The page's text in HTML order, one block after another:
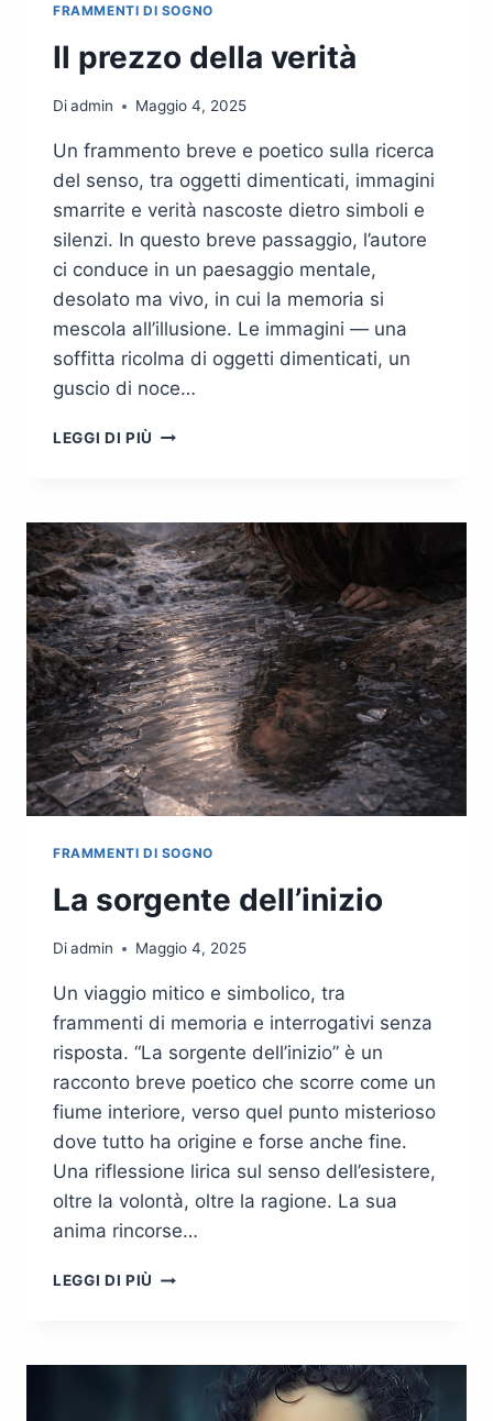
FRAMMENTI DI SOGNO
Il prezzo della verità
Diadmin Maggio 4, 2025
Un frammento breve e poetico sulla ricerca
del senso, tra oggetti dimenticati, immagini
smarrite e verità nascoste dietro simboli e
silenzi. In questo breve passaggio, l’autore
ci conduce in un paesaggio mentale,
desolato ma vivo, in cui la memoria si
mescola all’illusione. Le immagini — una
soffitta ricolma di oggetti dimenticati, un
guscio di noce…
LEGGI DI PIÙ IL
FRAMMENTI DI SOGNO
La sorgente dell’inizio
Diadmin Maggio 4, 2025
Un viaggio mitico e simbolico, tra
frammenti di memoria e interrogativi senza
risposta. “La sorgente dell’inizio” è un
racconto breve poetico che scorre come un
fiume interiore, verso quel punto misterioso
dove tutto ha origine e forse anche fine.
Una riflessione lirica sul senso dell’esistere,
oltre la volontà, oltre la ragione. La sua
anima rincorse…
LEGGI DI PIÙ LA